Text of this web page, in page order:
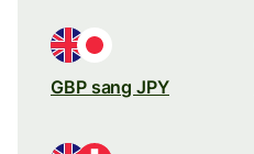
GBP sang JPY